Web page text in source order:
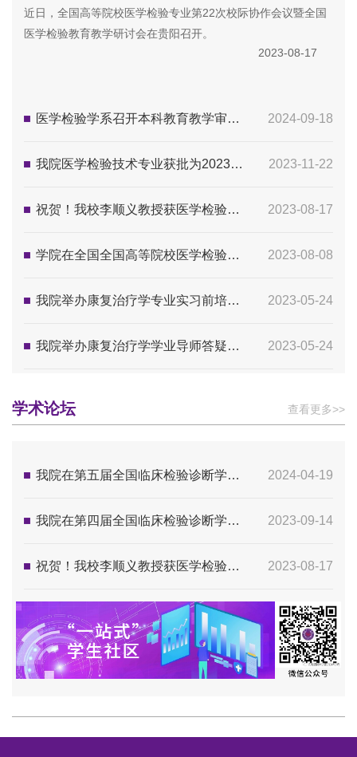
近日，全国高等院校医学检验专业第22次校际协作会议暨全国
医学检验教育教学研讨会在贵阳召开。
2023-08-17
2024-09-18
医学检验学系召开本科教育教学审核评估工作研讨会
2023-11-22
我院医学检验技术专业获批为2023年河北省普通高校应用型转型示范专业
2023-08-17
祝贺！我校李顺义教授获医学检验教育杰出成就奖
2023-08-08
学院在全国全国高等院校医学检验专业第二十二届校际协作会议暨全国医学检验教育教学研讨会喜获佳绩
2023-05-24
我院举办康复治疗学专业实习前培训讲座
2023-05-24
我院举办康复治疗学学业导师答疑活动
学术论坛 查看更多>>
2024-04-19
我院在第五届全国临床检验诊断学和医学检验技术研究生学术论坛中喜获佳绩
2023-09-14
我院在第四届全国临床检验诊断学和医学检验技术研究生学术论坛喜获佳绩
2023-08-17
祝贺！我校李顺义教授获医学检验教育杰出成就奖